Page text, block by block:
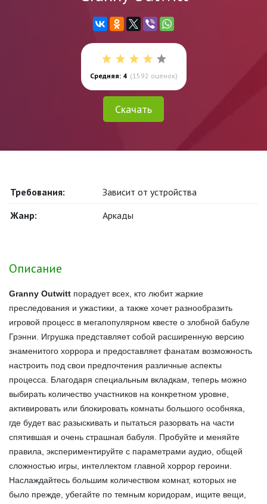
Средняя: 4 (1592 оценок)
Скачать
Требования:
Зависит от устройства
Жанр:
Аркады
Описание
Granny Outwitt порадует всех, кто любит жаркие
преследования и ужастики, а также хочет разнообразить
игровой процесс в мегапопулярном квесте о злобной бабуле
Грэнни. Игрушка представляет собой расширенную версию
знаменитого хоррора и предоставляет фанатам возможность
настроить под свои предпочтения различные аспекты
процесса. Благодаря специальным вкладкам, теперь можно
выбирать количество участников на конкретном уровне,
активировать или блокировать комнаты большого особняка,
где будет вас разыскивать и пытаться разорвать на части
спятившая и очень страшная бабуля. Пробуйте и меняйте
правила, экспериментируйте с параметрами аудио, общей
сложностью игры, интеллектом главной хоррор героини.
Наслаждайтесь большим количеством комнат, которых не
было прежде, убегайте по темным коридорам, ищите вещи,